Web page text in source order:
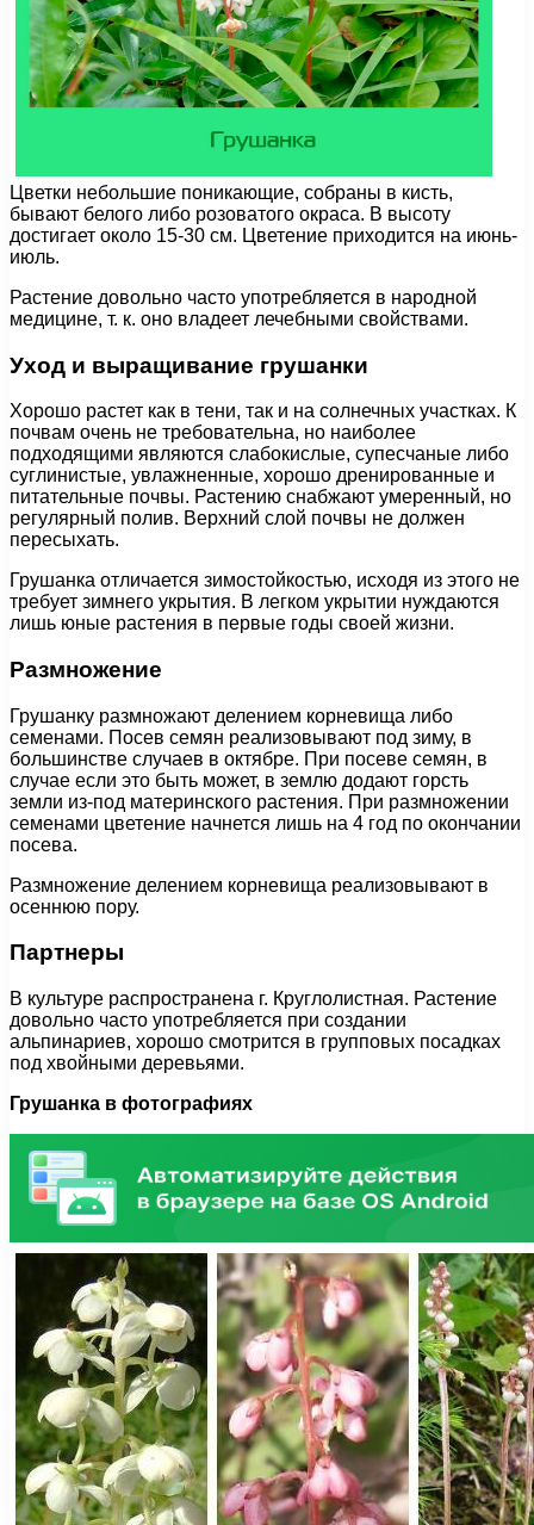
Цветки небольшие поникающие, собраны в кисть,
бывают белого либо розоватого окраса. В высоту
достигает около 15-30 см. Цветение приходится на июнь-
июль.
Растение довольно часто употребляется в народной
медицине, т. к. оно владеет лечебными свойствами.
Уход и выращивание грушанки
Хорошо растет как в тени, так и на солнечных участках. К
почвам очень не требовательна, но наиболее
подходящими являются слабокислые, супесчаные либо
суглинистые, увлажненные, хорошо дренированные и
питательные почвы. Растению снабжают умеренный, но
регулярный полив. Верхний слой почвы не должен
пересыхать.
Грушанка отличается зимостойкостью, исходя из этого не
требует зимнего укрытия. В легком укрытии нуждаются
лишь юные растения в первые годы своей жизни.
Размножение
Грушанку размножают делением корневища либо
семенами. Посев семян реализовывают под зиму, в
большинстве случаев в октябре. При посеве семян, в
случае если это быть может, в землю додают горсть
земли из-под материнского растения. При размножении
семенами цветение начнется лишь на 4 год по окончании
посева.
Размножение делением корневища реализовывают в
осеннюю пору.
Партнеры
В культуре распространена г. Круглолистная. Растение
довольно часто употребляется при создании
альпинариев, хорошо смотрится в групповых посадках
под хвойными деревьями.
Грушанка в фотографиях